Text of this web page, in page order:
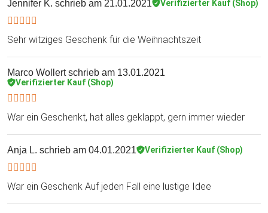
Jennifer K. schrieb am 21.01.2021 Verifizierter Kauf (Shop)
Sehr witziges Geschenk für die Weihnachtszeit
Marco Wollertschrieb am 13.01.2021
Verifizierter Kauf (Shop)
War ein Geschenkt, hat alles geklappt, gern immer wieder
Anja L. schrieb am 04.01.2021 Verifizierter Kauf (Shop)
War ein Geschenk Auf jeden Fall eine lustige Idee